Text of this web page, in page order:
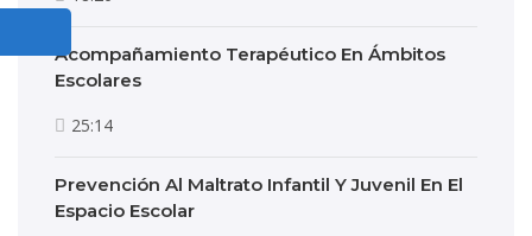
Acompañamiento Terapéutico En Ámbitos
Escolares
25:14
Prevención Al Maltrato Infantil Y Juvenil En El
Espacio Escolar